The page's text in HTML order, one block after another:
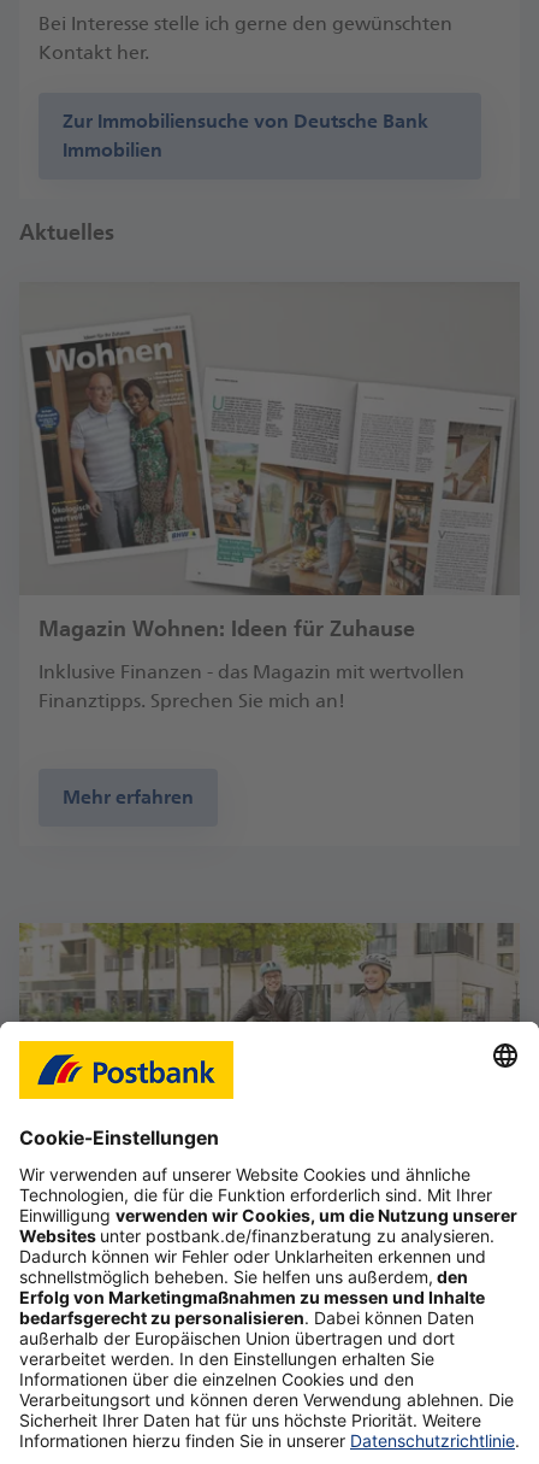
Bei Interesse stelle ich gerne den gewünschten
Kontakt her.
Zur Immobiliensuche von Deutsche Bank
Immobilien
Aktuelles
Magazin Wohnen: Ideen für Zuhause
Inklusive Finanzen - das Magazin mit wertvollen
Finanztipps. Sprechen Sie mich an!
Mehr erfahren
Das Gefühl, im Job frei zu sein
Starte deine selbstständige Karriere im Vertrieb,
auch als Quereinsteiger (d/m/w).
Mehr erfahren